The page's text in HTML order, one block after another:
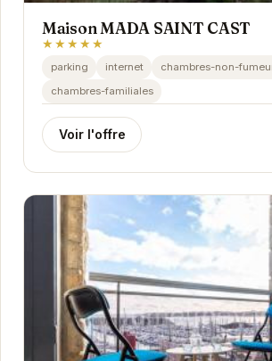
Maison MADA SAINT CAST
★★★★★
parking internet
chambres-non-
chambres-familiales
Voir l'offre